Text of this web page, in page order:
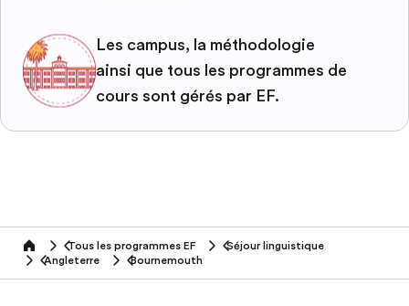
Les campus, la méthodologie
ainsi que tous les programmes de
cours sont gérés par EF.
home Tous les programmes EF
Séjour linguistique
Angleterre
Bournemouth